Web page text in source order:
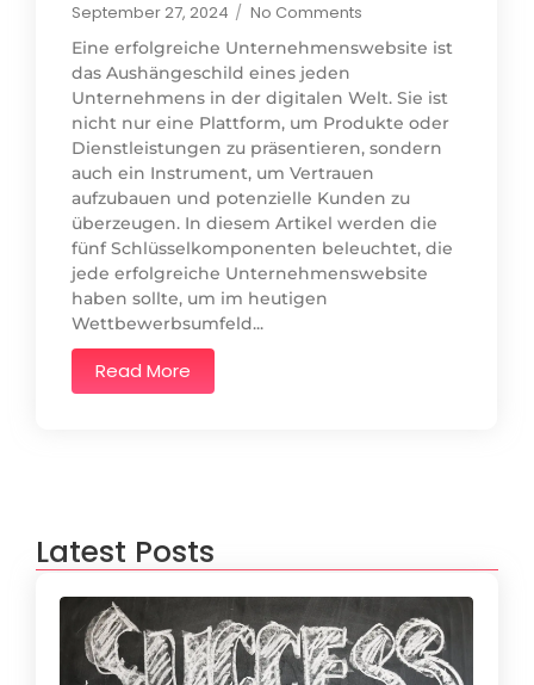
September 27, 2024 / No Comments
Eine erfolgreiche Unternehmenswebsite ist
das Aushängeschild eines jeden
Unternehmens in der digitalen Welt. Sie ist
nicht nur eine Plattform, um Produkte oder
Dienstleistungen zu präsentieren, sondern
auch ein Instrument, um Vertrauen
aufzubauen und potenzielle Kunden zu
überzeugen. In diesem Artikel werden die
fünf Schlüsselkomponenten beleuchtet, die
jede erfolgreiche Unternehmenswebsite
haben sollte, um im heutigen
Wettbewerbsumfeld...
Read More
Latest Posts